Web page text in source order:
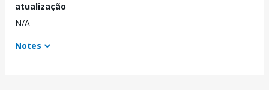
atualização
N/A
Notes